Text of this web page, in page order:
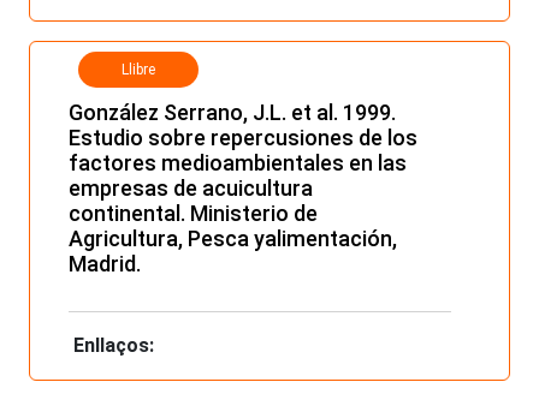
Llibre
González Serrano, J.L. et al. 1999.
Estudio sobre repercusiones de los
factores medioambientales en las
empresas de acuicultura
continental. Ministerio de
Agricultura, Pesca yalimentación,
Madrid.
Enllaços: